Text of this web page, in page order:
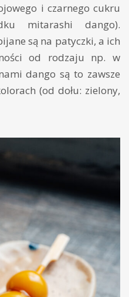
i czarnego cukru
mitarashi dango).
są na patyczki, a ich
od rodzaju np. w
dango są to zawsze
(od dołu: zielony,